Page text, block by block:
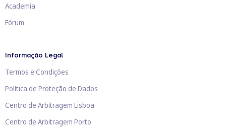
Academia
Fórum
Informação Legal
Termos e Condições
Política de Proteção de Dados
Centro de Arbitragem Lisboa
Centro de Arbitragem Porto